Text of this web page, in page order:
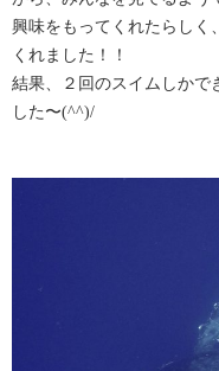
興味をもってくれたらしく
くれました！！
結果、２回のスイムしかで
した〜(^^)/